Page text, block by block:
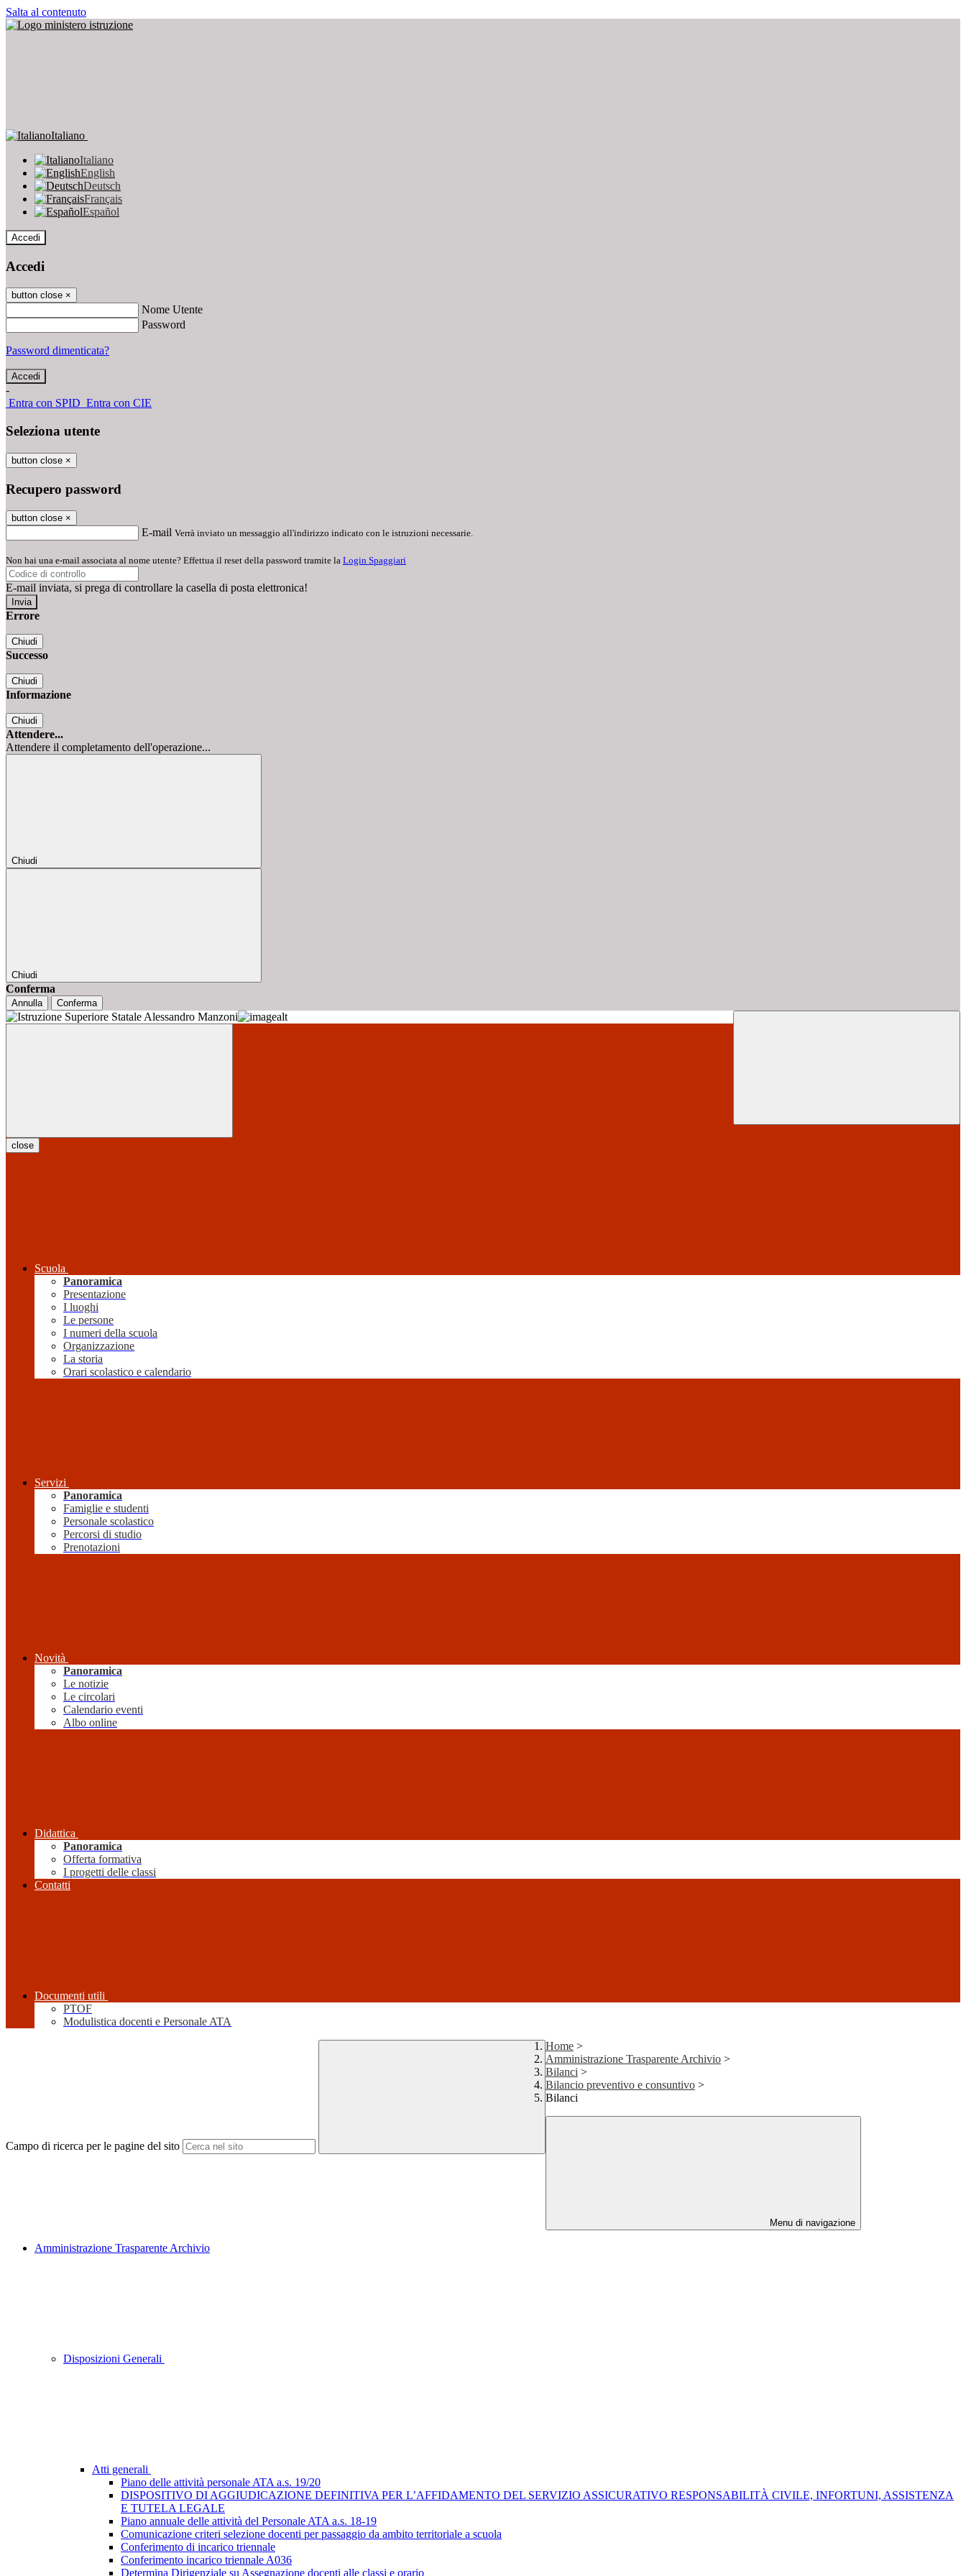
Salta al contenuto
Italiano
Italiano
English
Deutsch
Français
Español
Accedi
Accedi
button close ×
Nome Utente
Password
Password dimenticata?
-
Entra con SPID Entra con CIE
Seleziona utente
button close ×
Recupero password
button close ×
E-mail Verrà inviato un messaggio all'indirizzo indicato con le istruzioni necessarie.
Non hai una e-mail associata al nome utente? Effettua il reset della password tramite la Login Spaggiari
E-mail inviata, si prega di controllare la casella di posta elettronica!
Errore
Chiudi
Successo
Chiudi
Informazione
Chiudi
Attendere...
Attendere il completamento dell'operazione...
Chiudi
Chiudi
Conferma
Annulla Conferma
close
Scuola
Panoramica
Presentazione
I luoghi
Le persone
I numeri della scuola
Organizzazione
La storia
Orari scolastico e calendario
Servizi
Panoramica
Famiglie e studenti
Personale scolastico
Percorsi di studio
Prenotazioni
Novità
Panoramica
Le notizie
Le circolari
Calendario eventi
Albo online
Didattica
Panoramica
Offerta formativa
I progetti delle classi
Contatti
Documenti utili
PTOF
Modulistica docenti e Personale ATA
Campo di ricerca per le pagine del sito
Home >
Amministrazione Trasparente Archivio >
Bilanci >
Bilancio preventivo e consuntivo >
Bilanci
Menu di navigazione
Amministrazione Trasparente Archivio
Disposizioni Generali
Atti generali
Piano delle attività personale ATA a.s. 19/20
DISPOSITIVO DI AGGIUDICAZIONE DEFINITIVA PER L’AFFIDAMENTO DEL SERVIZIO ASSICURATIVO RESPONSABILITÀ CIVILE, INFORTUNI, ASSISTENZA
E TUTELA LEGALE
Piano annuale delle attività del Personale ATA a.s. 18-19
Comunicazione criteri selezione docenti per passaggio da ambito territoriale a scuola
Conferimento di incarico triennale
Conferimento incarico triennale A036
Determina Dirigenziale su Assegnazione docenti alle classi e orario